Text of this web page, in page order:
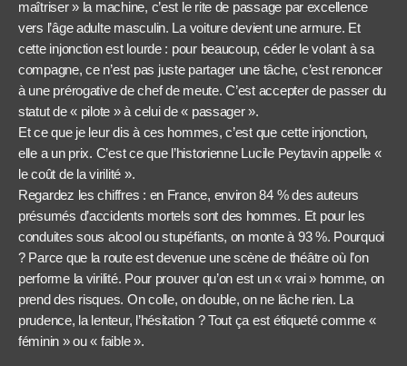
maîtriser » la machine, c’est le rite de passage par excellence
vers l’âge adulte masculin. La voiture devient une armure. Et
cette injonction est lourde : pour beaucoup, céder le volant à sa
compagne, ce n’est pas juste partager une tâche, c’est renoncer
à une prérogative de chef de meute. C’est accepter de passer du
statut de « pilote » à celui de « passager ».
Et ce que je leur dis à ces hommes, c’est que cette injonction,
elle a un prix. C’est ce que l’historienne Lucile Peytavin appelle «
le coût de la virilité ».
Regardez les chiffres : en France, environ 84 % des auteurs
présumés d’accidents mortels sont des hommes. Et pour les
conduites sous alcool ou stupéfiants, on monte à 93 %. Pourquoi
? Parce que la route est devenue une scène de théâtre où l’on
performe la virilité. Pour prouver qu’on est un « vrai » homme, on
prend des risques. On colle, on double, on ne lâche rien. La
prudence, la lenteur, l’hésitation ? Tout ça est étiqueté comme «
féminin » ou « faible ».